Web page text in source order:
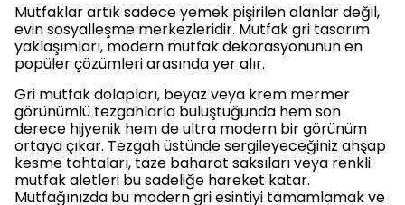
Mutfaklar artık sadece yemek pişirilen alanlar değil,
evin sosyalleşme merkezleridir. Mutfak gri tasarım
yaklaşımları, modern mutfak dekorasyonunun en
popüler çözümleri arasında yer alır.
Gri mutfak dolapları, beyaz veya krem mermer
görünümlü tezgahlarla buluştuğunda hem son
derece hijyenik hem de ultra modern bir görünüm
ortaya çıkar. Tezgah üstünde sergileyeceğiniz ahşap
kesme tahtaları, taze baharat saksıları veya renkli
mutfak aletleri bu sadeliğe hareket katar.
Mutfağınızda bu modern gri esintiyi tamamlamak ve